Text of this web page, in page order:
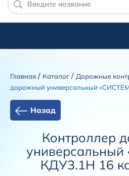
Главная / Каталог / Дорожные
дорожный универсальный
Назад
Контроллер
КДУ3.1Н 16